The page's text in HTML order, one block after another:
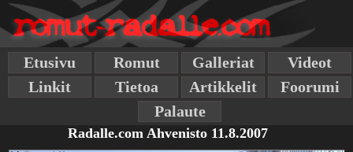
Etusivu Romut Galleriat
Videot
Linkit
Tietoa Artikkelit
Foorumi
Palaute
Radalle.com Ahvenisto 11.8.2007